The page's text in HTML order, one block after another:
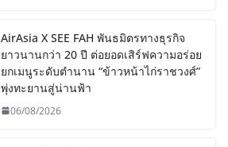
AirAsia X SEE FAH พันธมิตรทางธุรกิจ
ยาวนานกว่า 20 ปี ต่อยอดเสิร์ฟความอร่อย
ยกเมนูระดับตำนาน “ข้าวหน้าไก่ราชวงศ์”
พุ่งทะยานสู่น่านฟ้า
06/08/2026